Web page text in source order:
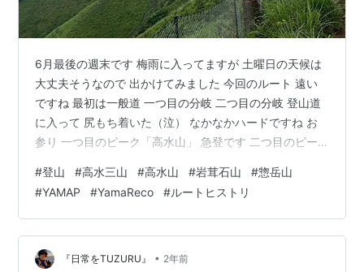
6月最後の週末です 梅雨に入ってますが 土曜日の天候は
大丈夫そうなので 出かけてみました 今回のルート 遠い
ですね 最初は一般道 一つ目の分岐 二つ目の分岐 登山道
に入って 尻もち着いた（泣） なかなかハードですね お
参り 一つ目のピーク「高水山」 急登です 二つ目のピー
三つ目のピーク「惣岳山」 分岐 しめつりの御神木 下り
てくると晴れますよね 最後のピーク またまた分岐 無事
に下山 御嶽駅に到着 荷物を片付けて 電車に揺られ
て。。。 山行データ ルート 標高 時間：距離：標高差 ち
ょいと寄り道 今回のルート 今回は初めて登る山で縦走
#登山 #高水三山 #高水山 #岩茸石山 #惣岳山
#YAMAP #YamaReco #ルートヒストリ
『日常をTUZURU』 • 2年前